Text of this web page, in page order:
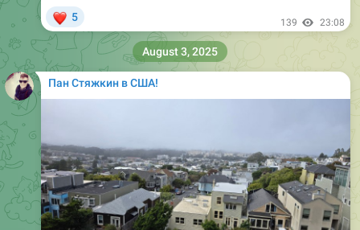
5 139 23:08
Пан Стяжкин в США!
August 3, 2025